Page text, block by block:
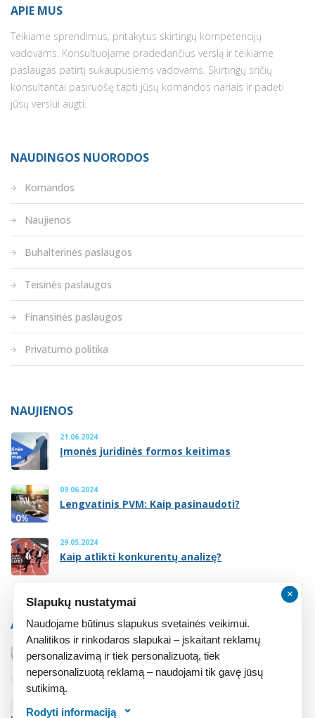
APIE MUS
Teikiame sprendimus, pritakytus skirtingų kompetencijų
vadovams. Konsultuojame pradedančius verslą ir teikiame
paslaugas patirtį sukaupusiems vadovams. Skirtingų sričių
konsultantai pasiruošę tapti jūsų komandos nariais ir padėti
jūsų verslui augti.
NAUDINGOS NUORODOS
Komandos
Naujienos
Buhalterinės paslaugos
Teisinės paslaugos
Finansinės paslaugos
Privatumo politika
NAUJIENOS
21.06.2024
Įmonės juridinės formos keitimas
09.06.2024
Lengvatinis PVM: Kaip pasinaudoti?
29.05.2024
Kaip atlikti konkurentų analizę?
ATMINTINĖ
Atmintinė įsteigusiems įmonę
×
Slapukų nustatymai
Naudojame būtinus slapukus svetainės veikimui.
Analitikos ir rinkodaros slapukai – įskaitant reklamų
personalizavimą ir tiek personalizuotą, tiek
nepersonalizuotą reklamą – naudojami tik gavę jūsų
sutikimą.
Rodyti informaciją